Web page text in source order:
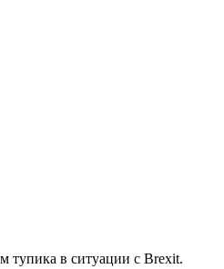
тупика в ситуации с Brexit.